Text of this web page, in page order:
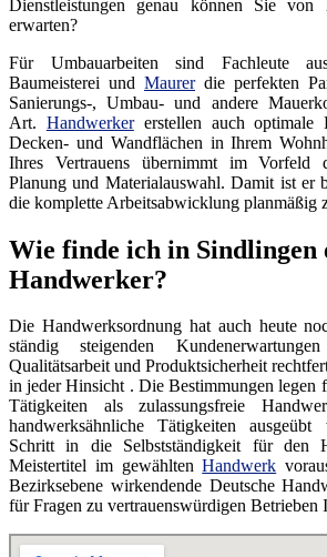
Dienstleistungen genau können Sie von
erwarten?
Für Umbauarbeiten sind Fachleute
Baumeisterei und Maurerdie perfekten
Sanierungs-, Umbau- und andere
Art. Handwerkererstellen auch optimale
Decken- und Wandflächen in Ihrem
Ihres Vertrauens übernimmt im Vorfeld
Planung und Materialauswahl. Damit ist er
die komplette Arbeitsabwicklung planmäßig
Wie finde ich in Sindlingen
Handwerker?
Die Handwerksordnung hat auch heute
ständig steigenden
Qualitätsarbeit und Produktsicherheit
in jeder Hinsicht . Die Bestimmungen legen
Tätigkeiten als zulassungsfreie
handwerksähnliche Tätigkeiten
Schritt in die Selbstständigkeit für den
Meistertitel im gewähltenHandwerk
Bezirksebene wirkendende Deutsche
für Fragen zu vertrauenswürdigen Betrieben